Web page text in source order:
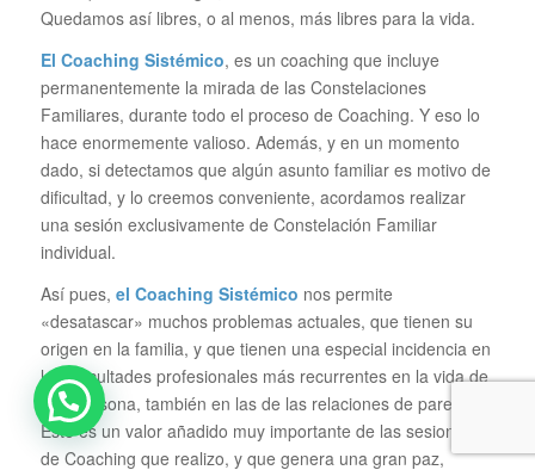
Quedamos así libres, o al menos, más libres para la vida.
El Coaching Sistémico, es un coaching que incluye
permanentemente la mirada de las Constelaciones
Familiares, durante todo el proceso de Coaching. Y eso lo
hace enormemente valioso. Además, y en un momento
dado, si detectamos que algún asunto familiar es motivo de
dificultad, y lo creemos conveniente, acordamos realizar
una sesión exclusivamente de Constelación Familiar
individual.
Así pues, el Coaching Sistémico nos permite
«desatascar» muchos problemas actuales, que tienen su
origen en la familia, y que tienen una especial incidencia en
las dificultades profesionales más recurrentes en la vida de
una persona, también en las de las relaciones de pareja.
Este es un valor añadido muy importante de las sesiones
de Coaching que realizo, y que genera una gran paz,